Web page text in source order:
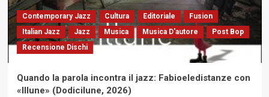
Contemporary Jazz Cultura Editoriale
Fusion
Italian Jazz
Jazz Musica Musica D'autore
Post Bop
Recensione Dischi
Quando la parola incontra il jazz: Fabioeledistanze con
«Illune» (Dodicilune, 2026)